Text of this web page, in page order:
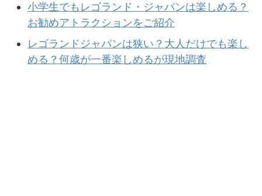
小学生でもレゴランド・ジャパンは楽しめる？
お勧めアトラクションをご紹介
レゴランドジャパンは狭い？大人だけでも楽し
める？何歳が一番楽しめるが現地調査